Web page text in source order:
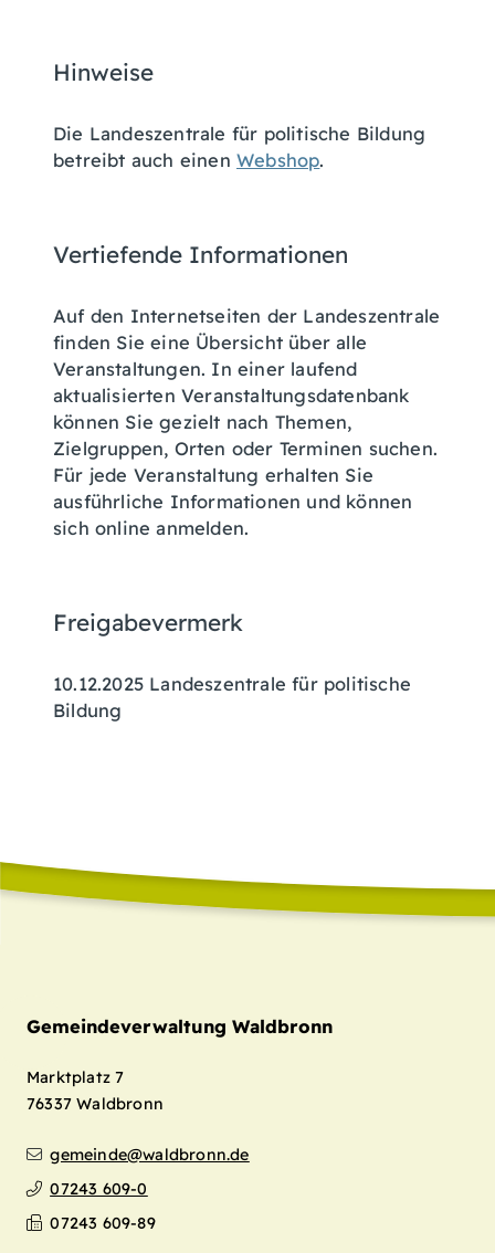
Hinweise
Die Landeszentrale für politische Bildung
betreibt auch einen Webshop.
Vertiefende Informationen
Auf den Internetseiten der Landeszentrale
finden Sie eine Übersicht über alle
Veranstaltungen. In einer laufend
aktualisierten Veranstaltungsdatenbank
können Sie gezielt nach Themen,
Zielgruppen, Orten oder Terminen suchen.
Für jede Veranstaltung erhalten Sie
ausführliche Informationen und können
sich online anmelden.
Freigabevermerk
10.12.2025 Landeszentrale für politische
Bildung
Gemeindeverwaltung Waldbronn
Marktplatz 7
76337 Waldbronn
gemeinde@waldbronn.de
07243 609-0
07243 609-89